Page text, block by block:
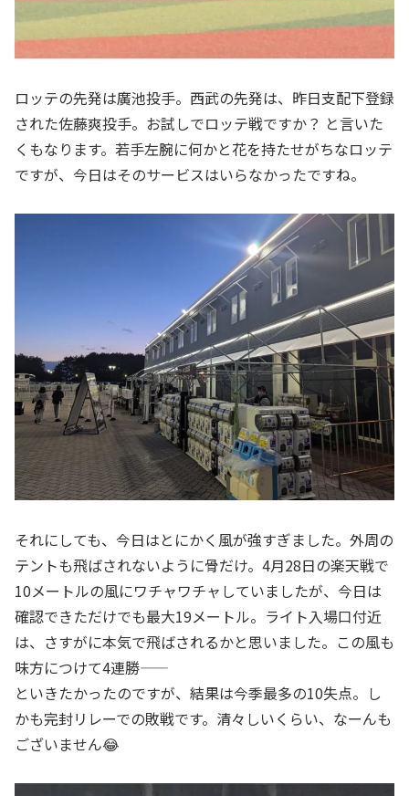
ロッテの先発は廣池投手。西武の先発は、昨日支配下登録
された佐藤爽投手。お試しでロッテ戦ですか？ と言いた
くもなります。若手左腕に何かと花を持たせがちなロッテ
ですが、今日はそのサービスはいらなかったですね。
それにしても、今日はとにかく風が強すぎました。外周の
テントも飛ばされないように骨だけ。4月28日の楽天戦で
10メートルの風にワチャワチャしていましたが、今日は
確認できただけでも最大19メートル。ライト入場口付近
は、さすがに本気で飛ばされるかと思いました。この風も
味方につけて4連勝――
といきたかったのですが、結果は今季最多の10失点。し
かも完封リレーでの敗戦です。清々しいくらい、なーんも
ございません😂